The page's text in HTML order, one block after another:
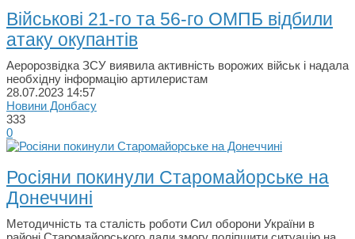
Військові 21-го та 56-го ОМПБ відбили
атаку окупантів
Аеророзвідка ЗСУ виявила активність ворожих військ і надала
необхідну інформацію артилеристам
28.07.2023 14:57
Новини Донбасу
333
0
Росіяни покинули Старомайорське на
Донеччині
Методичність та сталість роботи Сил оборони України в